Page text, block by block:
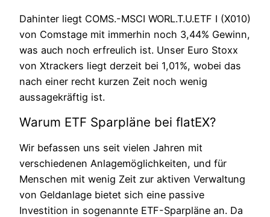
Dahinter liegt COMS.-MSCI WORL.T.U.ETF I (X010)
von Comstage mit immerhin noch 3,44% Gewinn,
was auch noch erfreulich ist. Unser Euro Stoxx
von Xtrackers liegt derzeit bei 1,01%, wobei das
nach einer recht kurzen Zeit noch wenig
aussagekräftig ist.
Warum ETF Sparpläne bei flatEX?
Wir befassen uns seit vielen Jahren mit
verschiedenen Anlagemöglichkeiten, und für
Menschen mit wenig Zeit zur aktiven Verwaltung
von Geldanlage bietet sich eine passive
Investition in sogenannte ETF-Sparpläne an. Da